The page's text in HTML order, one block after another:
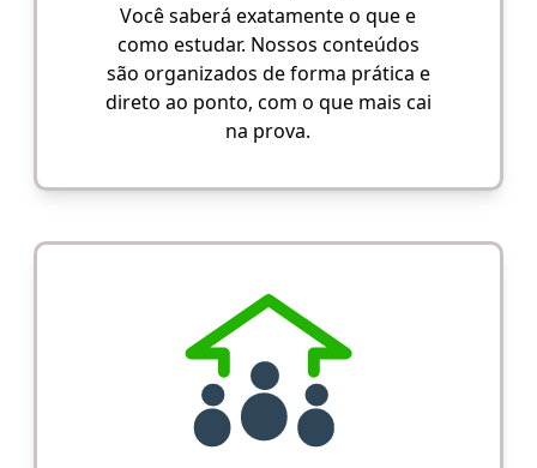
Você saberá exatamente o que e
como estudar. Nossos conteúdos
são organizados de forma prática e
direto ao ponto, com o que mais cai
na prova.